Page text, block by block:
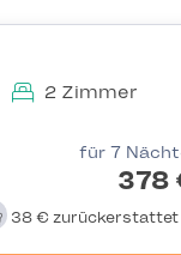
2 Zimmer
für 7
378
38 € zurückerstattet